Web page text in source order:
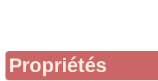
Propriétés